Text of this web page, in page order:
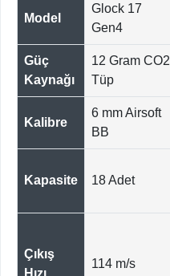
Model
Glock 17
Gen4
Güç
Kaynağı
12 Gram CO2
Tüp
Kalibre
6 mm Airsoft
BB
Kapasite 18 Adet
Çıkış
Hızı
114 m/s